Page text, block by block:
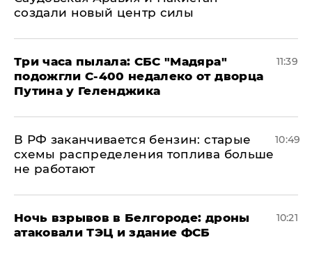
создали новый центр силы
Три часа пылала: СБС "Мадяра"
подожгли С-400 недалеко от дворца
Путина у Геленджика
11:39
​В РФ заканчивается бензин: старые
схемы распределения топлива больше
не работают
10:49
​Ночь взрывов в Белгороде: дроны
атаковали ТЭЦ и здание ФСБ
10:21